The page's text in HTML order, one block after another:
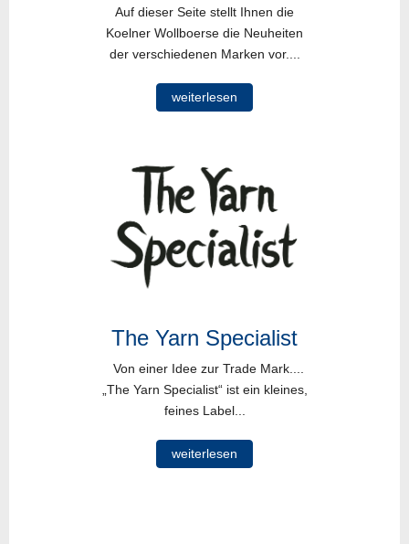
Auf dieser Seite stellt Ihnen die
Koelner Wollboerse die Neuheiten
der verschiedenen Marken vor....
weiterlesen
The Yarn Specialist
Von einer Idee zur Trade Mark....
„The Yarn Specialist“ ist ein kleines,
feines Label...
weiterlesen